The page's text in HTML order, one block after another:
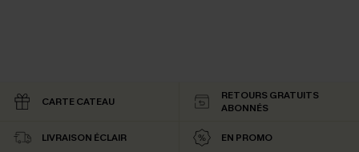
CARTE CATEAU
RETOURS GRATUITS
ABONNÉS
LIVRAISON ÉCLAIR EN PROMO